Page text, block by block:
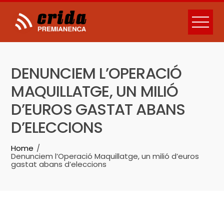
Skip
content
DENUNCIEM L’OPERACIÓ
MAQUILLATGE, UN MILIÓ
D’EUROS GASTAT ABANS
D’ELECCIONS
Home
Denunciem l’Operació Maquillatge, un milió d’euros
gastat abans d’eleccions